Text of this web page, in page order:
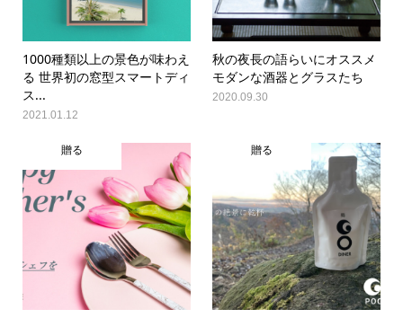
1000種類以上の景色が味わえ
る 世界初の窓型スマートディ
ス...
2021.01.12
秋の夜長の語らいにオススメ
モダンな酒器とグラスたち
2020.09.30
贈る 贈る